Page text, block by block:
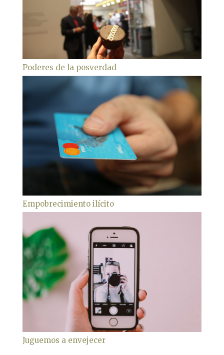
Poderes de la posverdad
Empobrecimiento ilícito
Juguemos a envejecer